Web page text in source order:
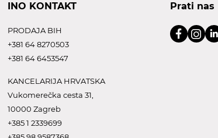
INO KONTAKT
PRODAJA BIH
+381 64 8270503
+381 64 6453547
KANCELARIJA HRVATSKA
Vukomerečka cesta 31,
10000 Zagreb
+385 1 2339699
Prati nas